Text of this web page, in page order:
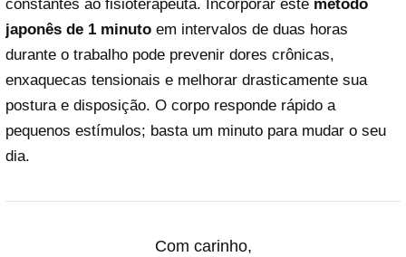
constantes ao fisioterapeuta. Incorporar este método
japonês de 1 minuto em intervalos de duas horas
durante o trabalho pode prevenir dores crônicas,
enxaquecas tensionais e melhorar drasticamente sua
postura e disposição. O corpo responde rápido a
pequenos estímulos; basta um minuto para mudar o seu
dia.
Com carinho,